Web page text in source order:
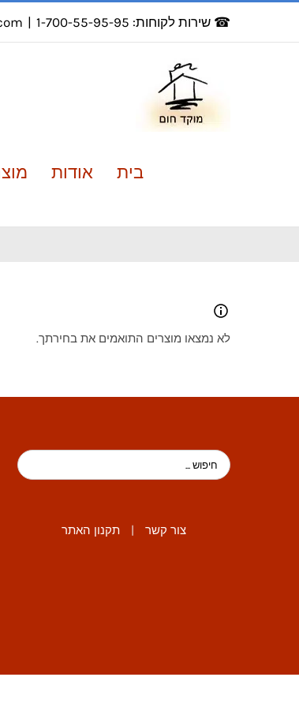
☎ שירות לקוחות: 1-700-55-95-95 |
בית אודות
לא נמצאו מוצרים התואמים את בחירתך.
צור קשר | תקנון האתר